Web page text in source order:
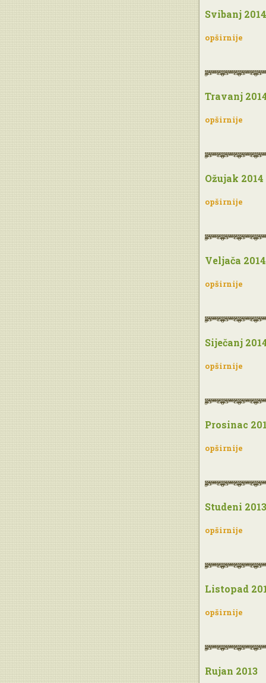
Svibanj 2014
opširnije
Travanj
opširnije
Ožujak 2014
opširnije
Veljača 2014
opširnije
Siječanj
opširnije
Prosinac
opširnije
Studeni 2013
opširnije
Listopad
opširnije
Rujan 2013